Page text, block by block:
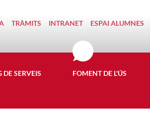
TRÀMITS INTRANET ESPAI ALUMNES
DE SERVEIS FOMENT DE L'ÚS